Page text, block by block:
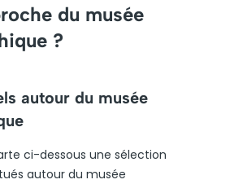
du musée
?
autour du musée
ci-dessous une sélection
autour du musée